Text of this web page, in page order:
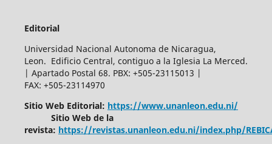
Editorial
Universidad Nacional Autonoma de Nicaragua,
Leon. Edificio Central, contiguo a la Iglesia La Merced.
| Apartado Postal 68. PBX: +505-23115013 |
FAX: +505-23114970
Sitio Web Editorial: https://www.unanleon.edu.ni/
Sitio Web de la
revista: https://revistas.unanleon.edu.ni/index.php/